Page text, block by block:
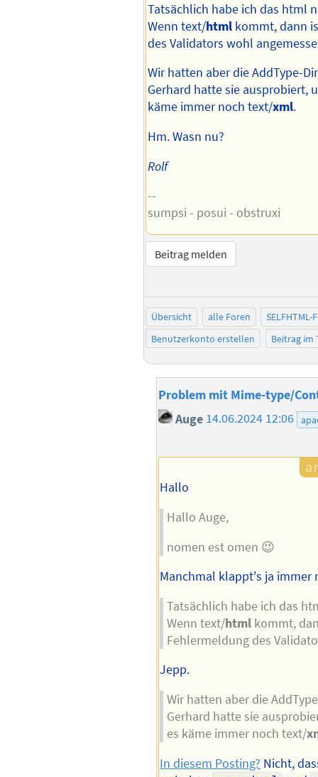
Tatsächlich habe ich das html
Wenn text/htmlkommt, dann
des Validators wohl
Wir hatten aber die AddType-
Gerhard hatte sie ausprobiert,
käme immer noch text/xml.
Hm. Wasn nu?
Rolf
--
sumpsi - posui - obstruxi
Beitrag melden
Übersicht alle Foren
SELFHTML-
Benutzerkonto erstellen
Beitrag im
Problem mit Mime-type/
Auge 14.06.2024 12:06
Hallo
Hallo Auge,
nomen est omen 😉
Manchmal klappt's ja immer
Tatsächlich habe ich das
Wenn text/html kommt,
Fehlermeldung des
Jepp.
Wir hatten aber die
Gerhard hatte sie
es käme immer noch text/
In diesem Posting? Nicht,